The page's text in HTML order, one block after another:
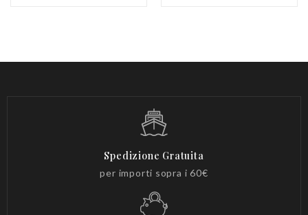
Spedizione Gratuita
per importi sopra i 60€